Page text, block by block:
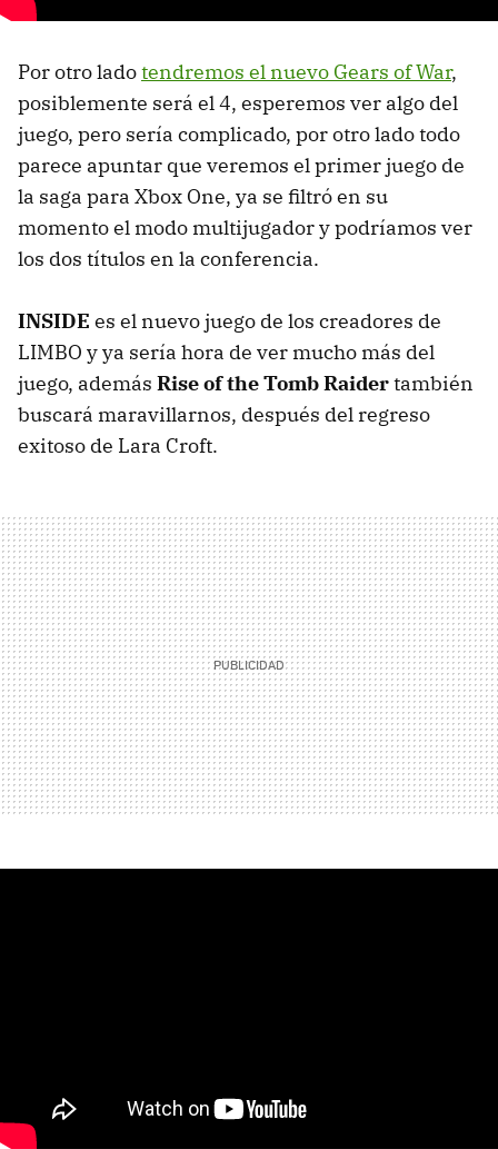
Por otro ladotendremos el nuevo Gears of War,
posiblemente será el 4, esperemos ver algo del
juego, pero sería complicado, por otro lado todo
parece apuntar que veremos el primer juego de
la saga para Xbox One, ya se filtró en su
momento el modo multijugador y podríamos ver
los dos títulos en la conferencia.
INSIDE es el nuevo juego de los creadores de
LIMBO y ya sería hora de ver mucho más del
juego, además Rise of the Tomb Raidertambién
buscará maravillarnos, después del regreso
exitoso de Lara Croft.